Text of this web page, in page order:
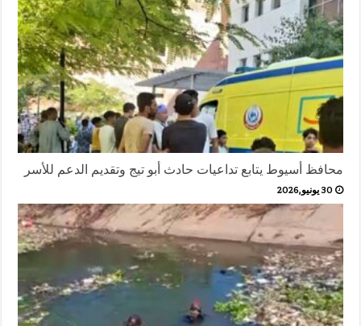
محافظ أسيوط يتابع تداعيات حادث أبو تيج وتقديم الدعم للأسر
30 يونيو,2026